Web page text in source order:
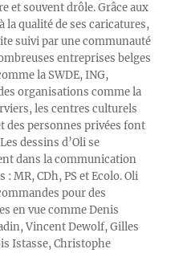
et souvent drôle. Grâce aux
la qualité de ses caricatures,
suivi par une communauté
entreprises belges
la SWDE, ING,
organisations comme la
les centres culturels
des personnes privées font
dessins d’Oli se
dans la communication
MR, CDh, PS et Ecolo. Oli
pour des
en vue comme Denis
Vincent Dewolf, Gilles
Istasse, Christophe